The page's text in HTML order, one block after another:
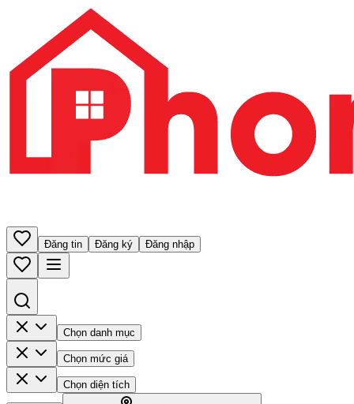
Đăng tin Đăng ký Đăng nhập
Chọn danh mục
Chọn mức giá
Chọn diện tích